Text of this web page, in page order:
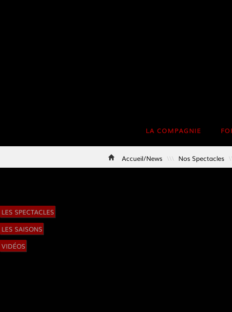
LA COMPAGNIE
Les Actions Culturelles
Accueil/News \\\ Nos Spectacles
LES SPECTACLES
LES SAISONS
VIDÉOS